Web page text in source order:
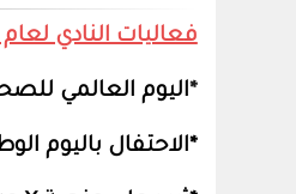
فعاليات النادي لعام 1446هــ
*اليوم العالمي
*الاحتفال باليوم